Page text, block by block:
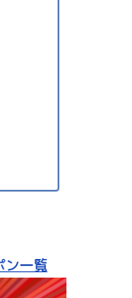
ン一覧